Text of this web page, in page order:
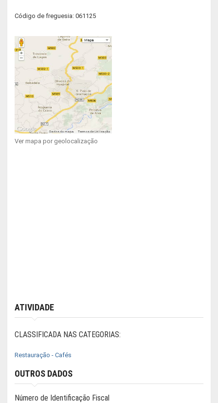
Código de freguesia: 061125
Ver mapa por geolocalização
ATIVIDADE
CLASSIFICADA NAS CATEGORIAS:
Restauração - Cafés
OUTROS DADOS
Número de Identificação Fiscal